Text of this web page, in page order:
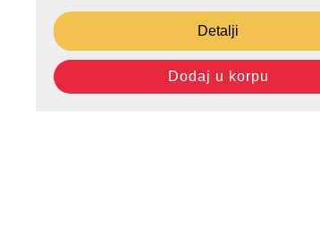
Detalji
Dodaj u korpu